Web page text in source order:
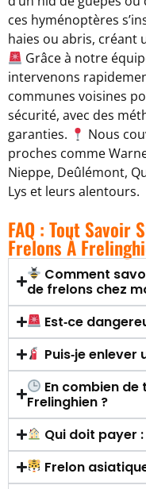
ces hyménoptères
haies ou abris, créant
Grâce à notre
intervenons
communes voisines
sécurité, avec des
garanties.
Nous
proches comme
Nieppe, Deûlémont,
Lys et leurs alentours.
FAQ : Tout Savoir
Frelons À
Comment
de frelons chez
Est‑ce
Puis‑je enlever
En combien de
Frelinghien ?
Qui doit payer
Frelon